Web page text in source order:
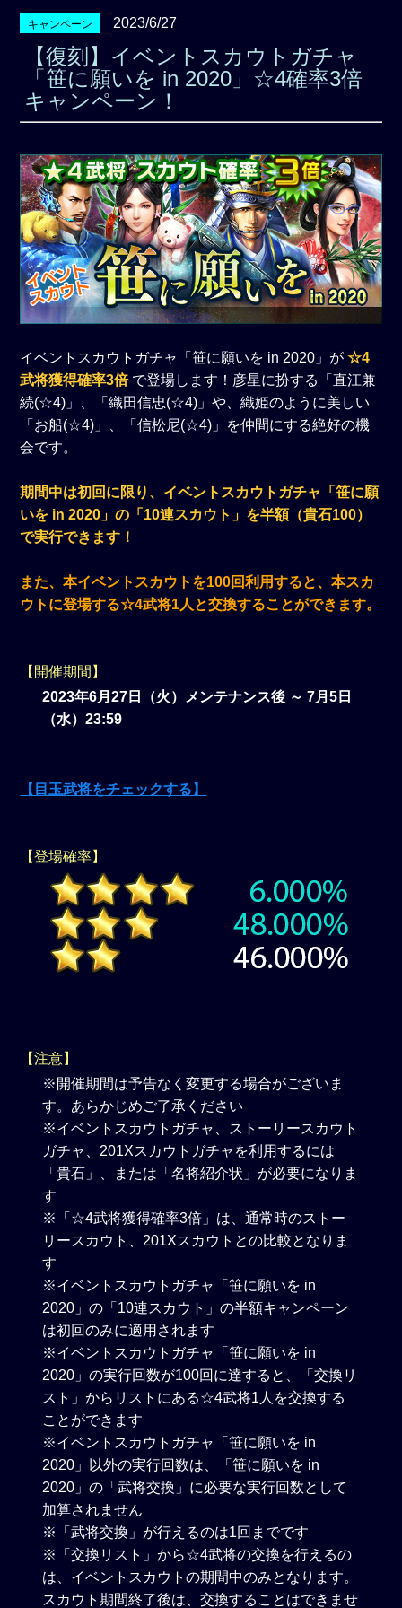
キャンペーン 2023/6/27
【復刻】イベントスカウトガチャ
「笹に願いを in 2020」☆4確率3倍
キャンペーン！
イベントスカウトガチャ「笹に願いを in 2020」が☆4
武将獲得確率3倍 で登場します！彦星に扮する「直江兼
続(☆4)」、「織田信忠(☆4)」や、織姫のように美しい
「お船(☆4)」、「信松尼(☆4)」を仲間にする絶好の機
会です。
期間中は初回に限り、イベントスカウトガチャ「笹に願
いを in 2020」の「10連スカウト」を半額（貴石100）
で実行できます！
また、本イベントスカウトを100回利用すると、本スカ
ウトに登場する☆4武将1人と交換することができます。
【開催期間】
2023年6月27日（火）メンテナンス後 ～ 7月5日
（水）23:59
【目玉武将をチェックする】
【登場確率】
【注意】
※開催期間は予告なく変更する場合がございま
す。あらかじめご了承ください
※イベントスカウトガチャ、ストーリースカウト
ガチャ、201Xスカウトガチャを利用するには
「貴石」、または「名将紹介状」が必要になりま
す
※「☆4武将獲得確率3倍」は、通常時のストー
リースカウト、201Xスカウトとの比較となりま
す
※イベントスカウトガチャ「笹に願いを in
2020」の「10連スカウト」の半額キャンペーン
は初回のみに適用されます
※イベントスカウトガチャ「笹に願いを in
2020」の実行回数が100回に達すると、「交換リ
スト」からリストにある☆4武将1人を交換する
ことができます
※イベントスカウトガチャ「笹に願いを in
2020」以外の実行回数は、「笹に願いを in
2020」の「武将交換」に必要な実行回数として
加算されません
※「武将交換」が行えるのは1回までです
※「交換リスト」から☆4武将の交換を行えるの
は、イベントスカウトの期間中のみとなります。
スカウト期間終了後は、交換することはできませ